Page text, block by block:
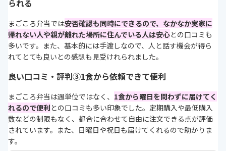
られる
まごころ弁当では安否確認も同時にできるので、なかなか実家に
帰れない人や親が離れた場所に住んでいる人は安心との口コミも
多いです。また、基本的には手渡しなので、人と話す機会が得ら
れてとても良いとの感想も見受けれられました。
良い口コミ・評判③1食から依頼できて便利
まごころ弁当は週単位ではなく、 1食から曜日を問わずに届けてく
れるので便利との口コミも多い印象でした。定期購入や最低購入
数などの制限もなく、都合に合わせて自由に注文できる点が評価
されています。また、日曜日や祝日も届けてくれるので助かりま
す。